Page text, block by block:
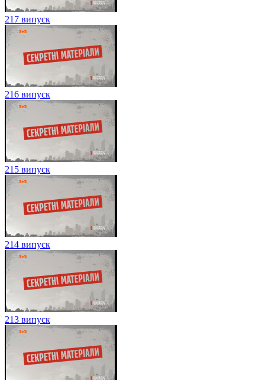
217 випуск
216 випуск
215 випуск
214 випуск
213 випуск